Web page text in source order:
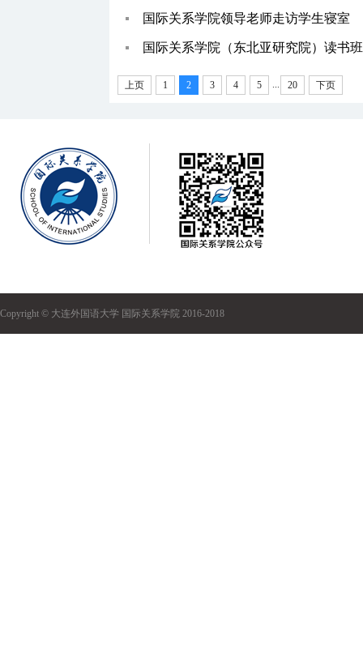
国际关系学院领导老师走访学生寝室
国际关系学院（东北亚研究院）读书
上页 1 2 3 4 5 20 下页
Copyright © 大连外国语大学 国际关系学院 2016-2018